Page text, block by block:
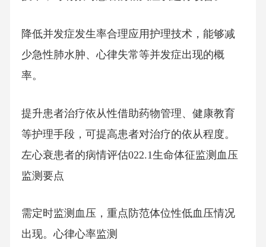
降低并发症发生率合理应用护理技术，能够减
少急性肺水肿、心律失常等并发症出现的概
率。
提升患者治疗依从性借助药物管理、健康教育
等护理手段，可提高患者对治疗的依从程度。
左心衰患者的病情评估022.1生命体征监测血压
监测要点
需定时监测血压，重点防范体位性低血压情况
出现。心律心率监测